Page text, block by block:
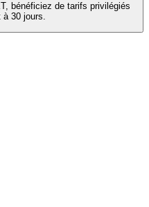
bénéficiez de tarifs privilégiés
à 30 jours.